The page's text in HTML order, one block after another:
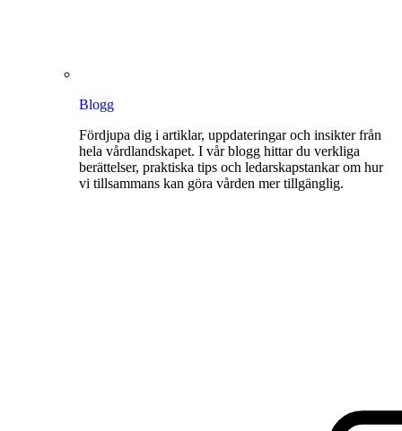
Blogg
Fördjupa dig i artiklar, uppdateringar och insikter från
hela vårdlandskapet. I vår blogg hittar du verkliga
berättelser, praktiska tips och ledarskapstankar om hur
vi tillsammans kan göra vården mer tillgänglig.